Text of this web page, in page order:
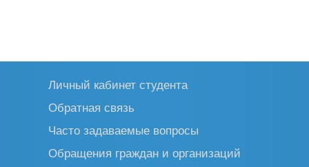
Личный кабинет студента
Обратная связь
Часто задаваемые вопросы
Обращения граждан и организаций